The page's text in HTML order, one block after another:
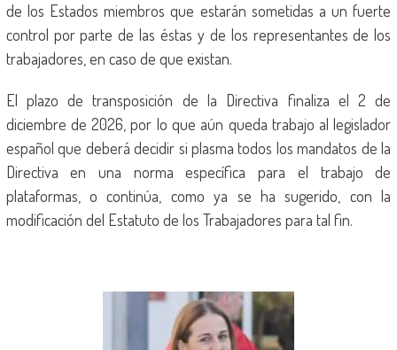
de los Estados miembros que estarán sometidas a un fuerte
control por parte de las éstas y de los representantes de los
trabajadores, en caso de que existan.
El plazo de transposición de la Directiva finaliza el 2 de
diciembre de 2026, por lo que aún queda trabajo al legislador
español que deberá decidir si plasma todos los mandatos de la
Directiva en una norma específica para el trabajo de
plataformas, o continúa, como ya se ha sugerido, con la
modificación del Estatuto de los Trabajadores para tal fin.